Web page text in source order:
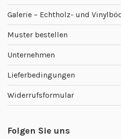
Galerie – Echtholz- und
Muster bestellen
Unternehmen
Lieferbedingungen
Widerrufsformular
Folgen Sie uns